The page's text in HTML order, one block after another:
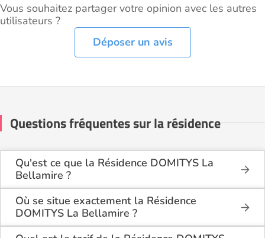
Vous souhaitez partager votre opinion avec les autres
utilisateurs ?
Déposer un avis
Questions fréquentes sur la résidence
Qu'est ce que la Résidence DOMITYS La
Bellamire ?
La Résidence DOMITYS La Bellamire est une
résidence seniors de type résidence services seniors
Où se situe exactement la Résidence
DOMITYS La Bellamire ?
La Résidence DOMITYS La Bellamire est située 28